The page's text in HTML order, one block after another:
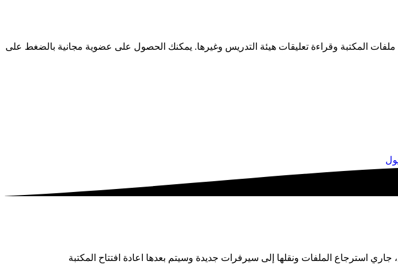
المكتبة وقراءة تعليقات هيئة التدريس وغيرها. يمكنك الحصول على عضوية مجانية بالضغط على
استرجاع الملفات ونقلها إلى سيرفرات جديدة وسيتم بعدها اعادة افتتاح المكتبة